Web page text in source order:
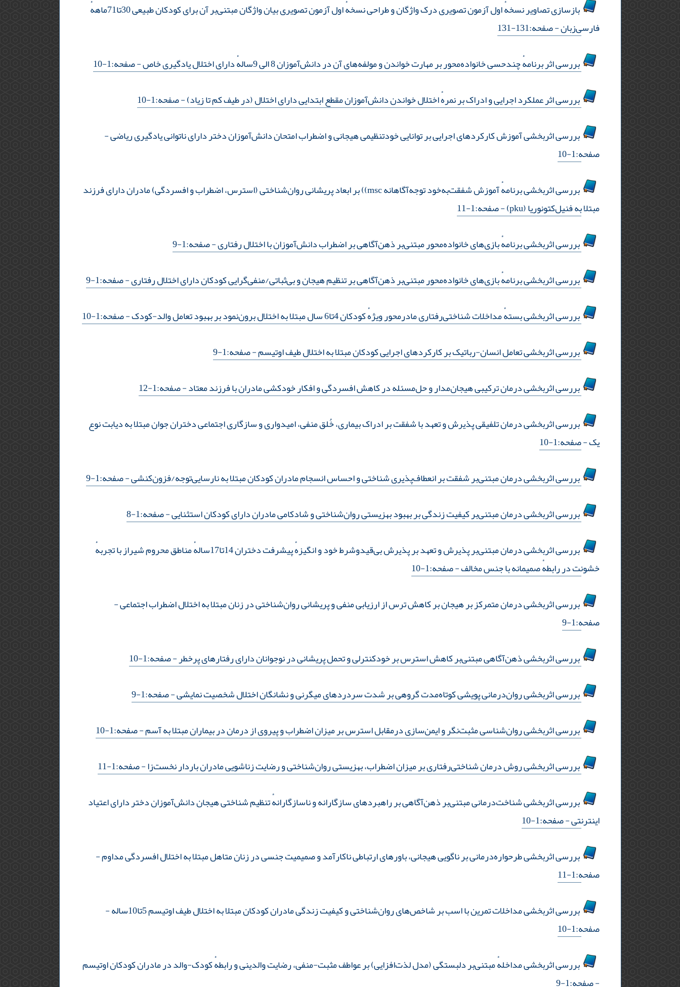
بازسازی تصاویر نسخهٔ اول آزمون تصویری درک واژگان و طراحی نسخهٔ اول آزمون تصویری بیان واژگان مبتنی‌بر آن برای کودکان طبیعی 30تا71ماههٔ
فارسی‌زبان- صفحه:131-131
بررسی اثر برنامهٔ چندحسی خانواده‌محور بر مهارت خواندن و مولفه‌های آن در دانش‌آموزان 8 الی 9سالهٔ دارای اختلال یادگیری خاص
- صفحه:1-10
بررسی اثر عملکرد اجرایی و ادراک بر نمرهٔ اختلال خواندن دانش‌آموزان مقطع ابتدایی دارای اختلال (در طیف کم تا زیاد)- صفحه:1-10
بررسی اثربخشی آموزش کارکردهای اجرایی بر توانایی خودتنظیمی هیجانی و اضطراب امتحان دانش‌‌آموزان دختر دارای ناتوانی یادگیری ریاضی-
صفحه:1-10
بررسی اثربخشی برنامهٔ آموزش شفقت‌به‌خود توجه‌آگاهانه msc)) بر ابعاد پریشانی روان‌شناختی (استرس، اضطراب و افسردگی) مادران دارای فرزند
مبتلا به فنیل‌کتونوریا (pku)
- صفحه:1-11
بررسی اثربخشی برنامهٔ بازی‌های خانواده‌محور مبتنی‌بر ذهن‌آگاهی بر اضطراب دانش‌آموزان با اختلال رفتاری- صفحه:1-9
بررسی اثربخشی برنامهٔ بازی‌های خانواده‌محور مبتنی‌بر ذهن‌آگاهی بر تنظیم هیجان و بی‌ثباتی/منفی‌گرایی کودکان دارای اختلال رفتاری- صفحه:1-9
بررسی اثربخشی بستهٔ مداخلات شناختی‌رفتاری مادرمحور ویژهٔ کودکان 4تا6 سال مبتلا به اختلال برون‌نمود بر بهبود تعامل والد-کودک
- صفحه:1-10
بررسی اثربخشی تعامل انسان-رباتیک بر کارکردهای اجرایی کودکان مبتلا به اختلال طیف اوتیسم- صفحه:1-9
بررسی اثربخشی درمان ترکیبی هیجان‌مدار و حل‌مسئله در کاهش افسردگی و افکار خودکشی مادران با فرزند معتاد- صفحه:1-12
بررسی اثربخشی درمان تلفیقی پذیرش و تعهد با شفقت بر ادراک بیماری، خُلق منفی، امیدواری و سازگاری اجتماعی دختران جوان مبتلا به دیابت نوع
یک- صفحه:1-10
بررسی اثربخشی درمان مبتنی‌بر شفقت بر انعطاف‌‌پذیری‌ ‌‌شناختی و احساس انسجام مادران کودکان مبتلا به نارسایی‌توجه/فزون‌کنشی- صفحه:1-9
بررسی اثربخشی درمان مبتنی‌بر کیفیت زندگی بر بهبود بهزیستی روان‌شناختی و شادکامی مادران دارای کودکان استثنایی- صفحه:1-8
بررسی اثربخشی درمان مبتنی‌بر پذیرش و تعهد بر پذیرش بی‌قیدوشرط خود و انگیزهٔ پیشرفت دختران 14تا17سالهٔ مناطق محروم شیراز با تجربهٔ
خشونت در رابطهٔ صمیمانه با جنس مخالف- صفحه:1-10
بررسی اثربخشی درمان متمرکز بر هیجان بر کاهش ترس از ارزیابی منفی و پریشانی روان‌شناختی در زنان مبتلا به اختلال اضطراب اجتماعی-
صفحه:1-9
بررسی اثربخشی ذهن‌آگاهی مبتنی‌بر کاهش استرس بر خودکنترلی و تحمل پریشانی در نوجوانان دارای رفتارهای پرخطر- صفحه:1-10
بررسی اثربخشی روان‌درمانی پویشی کوتاه‌مدت گروهی بر شدت سردردهای میگرنی و نشانگان اختلال شخصیت نمایشی- صفحه:1-9
بررسی اثربخشی روان‌شناسی مثبت‌نگر و ایمن‌سازی درمقابل استرس بر میزان اضطراب و پیروی از درمان در بیماران مبتلا به آسم- صفحه:1-10
بررسی اثربخشی روش درمان شناختی‌رفتاری بر میزان اضطراب، بهزیستی روان‌شناختی و رضایت زناشویی مادران باردار نخست‌زا- صفحه:1-11
بررسی اثربخشی شناخت‌درمانی مبتنی‌بر ذهن‌آگاهی بر راهبردهای سازگارانه و ناسازگارانهٔ تنظیم شناختی هیجان دانش‌آموزان دختر دارای اعتیاد
اینترنتی- صفحه:1-10
بررسی اثربخشی طرحواره‌درمانی بر ناگویی هیجانی، باورهای ارتباطی ناکارآمد و صمیمیت جنسی در زنان متاهل مبتلا به اختلال افسردگی مداوم-
صفحه:1-11
بررسی اثربخشی مداخلات تمرین با اسب بر شاخص‌های روان‌شناختی و کیفیت زندگی مادران کودکان مبتلا به اختلال طیف اوتیسم 5تا10ساله
-
صفحه:1-10
بررسی اثربخشی مداخلهٔ مبتنی‌بر دلبستگی (مدل لذت‌افزایی) بر عواطف مثبت-منفی، رضایت والدینی و رابطهٔ کودک-والد در مادران کودکان اوتیسم
- صفحه:1-9